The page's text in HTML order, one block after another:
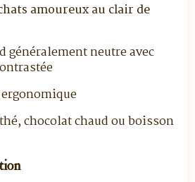
amoureux au clair de
généralement neutre avec
chocolat chaud ou boisson